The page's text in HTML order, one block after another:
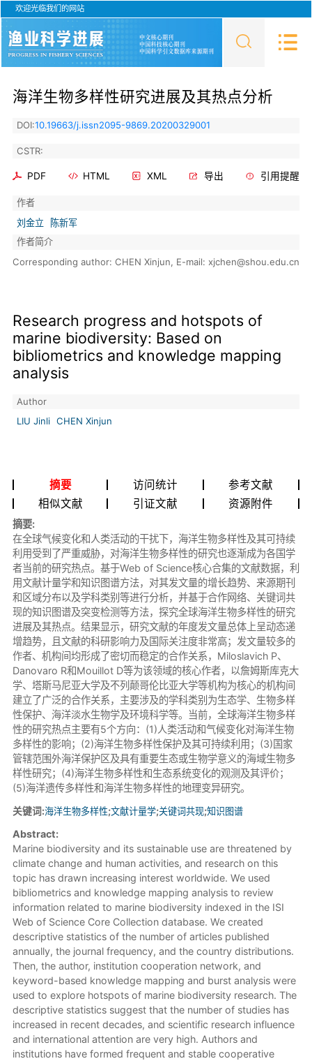
欢迎光临我们的网站
海洋生物多样性研究进展及其热点分析
DOI:10.19663/j.issn2095-9869.20200329001
CSTR:
PDF HTML XML 导出 引用提醒
作者
刘金立
陈新军
作者简介
Corresponding author: CHEN Xinjun, E-mail: xjchen@shou.edu.cn
Research progress and hotspots of
marine biodiversity: Based on
bibliometrics and knowledge mapping
analysis
Author
LIU Jinli CHEN Xinjun
摘要 访问统计
参考文献
相似文献
引证文献 资源附件
摘要:
在全球气候变化和人类活动的干扰下，海洋生物多样性及其可持续
利用受到了严重威胁，对海洋生物多样性的研究也逐渐成为各国学
者当前的研究热点。基于Web of Science核心合集的文献数据，利
用文献计量学和知识图谱方法，对其发文量的增长趋势、来源期刊
和区域分布以及学科类别等进行分析，并基于合作网络、关键词共
现的知识图谱及突变检测等方法，探究全球海洋生物多样性的研究
进展及其热点。结果显示，研究文献的年度发文量总体上呈动态递
增趋势，且文献的科研影响力及国际关注度非常高；发文量较多的
作者、机构间均形成了密切而稳定的合作关系，Miloslavich P、
Danovaro R和Mouillot D等为该领域的核心作者，以詹姆斯库克大
学、塔斯马尼亚大学及不列颠哥伦比亚大学等机构为核心的机构间
建立了广泛的合作关系，主要涉及的学科类别为生态学、生物多样
性保护、海洋淡水生物学及环境科学等。当前，全球海洋生物多样
性的研究热点主要有5个方向：(1)人类活动和气候变化对海洋生物
多样性的影响；(2)海洋生物多样性保护及其可持续利用；(3)国家
管辖范围外海洋保护区及具有重要生态或生物学意义的海域生物多
样性研究；(4)海洋生物多样性和生态系统变化的观测及其评价；
(5)海洋遗传多样性和海洋生物多样性的地理变异研究。
关键词:海洋生物多样性;文献计量学;关键词共现;知识图谱
Abstract:
Marine biodiversity and its sustainable use are threatened by
climate change and human activities, and research on this
topic has drawn increasing interest worldwide. We used
bibliometrics and knowledge mapping analysis to review
information related to marine biodiversity indexed in the ISI
Web of Science Core Collection database. We created
descriptive statistics of the number of articles published
annually, the journal frequency, and the country distributions.
Then, the author, institution cooperation network, and
keyword-based knowledge mapping and burst analysis were
used to explore hotspots of marine biodiversity research. The
descriptive statistics suggest that the number of studies has
increased in recent decades, and scientific research influence
and international attention are very high. Authors and
institutions have formed frequent and stable cooperative